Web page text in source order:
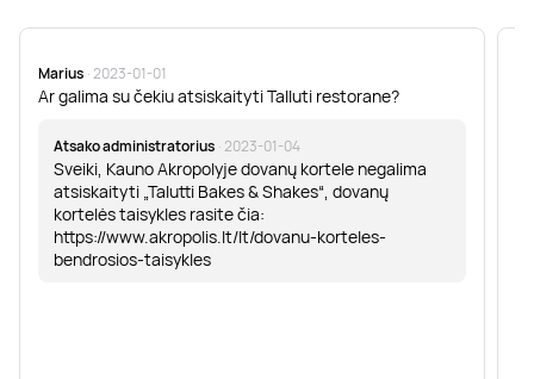
Marius · 2023-01-01
Ar galima su čekiu atsiskaityti Talluti restorane?
Atsako administratorius · 2023-01-04
Sveiki, Kauno Akropolyje dovanų kortele negalima
atsiskaityti „Talutti Bakes & Shakes“, dovanų
kortelės taisykles rasite čia:
https://www.akropolis.lt/lt/dovanu-korteles-
bendrosios-taisykles